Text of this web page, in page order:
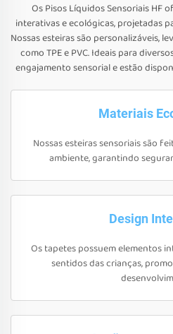
Os Pisos Líquidos Sensoriais HF
interativas e ecológicas, projetadas
Nossas esteiras são personalizáveis,
como TPE e PVC. Ideais para
engajamento sensorial e estão
Materiais
Nossas esteiras sensoriais são
ambiente, garantindo
Design
Os tapetes possuem elementos
sentidos das crianças,